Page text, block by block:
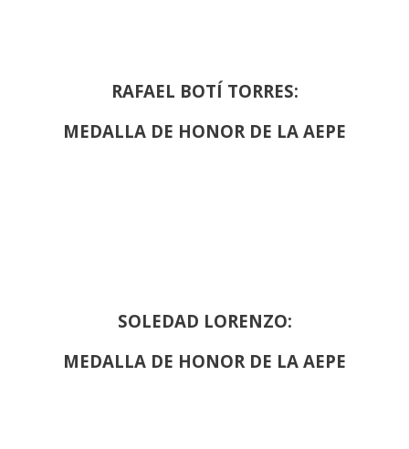
RAFAEL BOTÍ TORRES:
MEDALLA DE HONOR DE LA AEPE
SOLEDAD LORENZO:
MEDALLA DE HONOR DE LA AEPE